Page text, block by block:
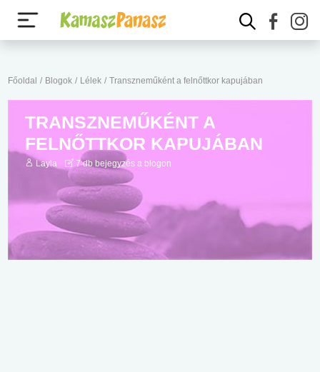
Főoldal / Blogok / Lélek / Transzneműként a felnőttkor kapujában
TRANSZNEMŰKÉNT A
FELNŐTTKOR KAPUJÁBAN
Layla 7 db bejegyzés a blogon